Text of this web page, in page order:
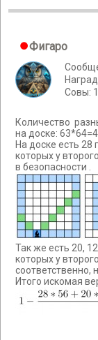
Фигаро
Cовы:
Количество
на доске:
На доске есть
которых у
в безопасности .
Так же есть 20,
которых у
соответственно,
Итого искомая